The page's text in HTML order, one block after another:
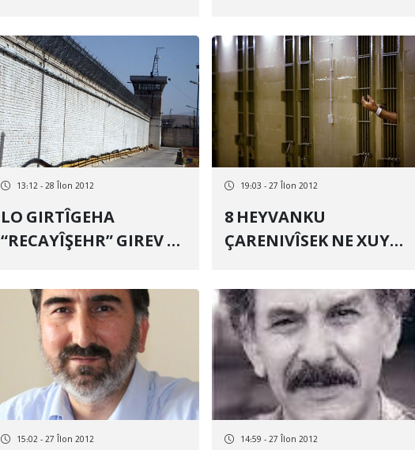
13:12 - 28 Îlon 2012
LO GIRTÎGEHA
“RECAYÎŞEHR” GIREV ÇÊ
19:03 - 27 Îlon 2012
8 HEYVANKU
ÇARENIVÎSEK NE XUYA
15:02 - 27 Îlon 2012 14:59 - 27 Îlon 2012